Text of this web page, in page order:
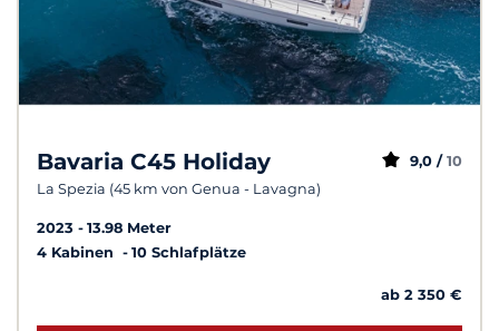
Bavaria C45 Holiday
La Spezia (45 km von Genua - Lavagna)
9,0 / 10
2023
13.98 Meter
4 Kabinen
10 Schlafplätze
ab 2 350 €